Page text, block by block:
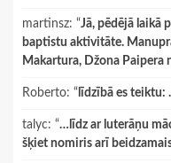
martinsz: “Jā, pēdējā laikā
baptistu aktivitāte.
Makartura, Džona Paipera
Roberto: “ līdzībā es teiktu:
talyc: “…līdz ar luterāņu
šķiet nomiris arī